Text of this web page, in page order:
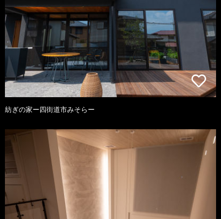
紡ぎの家ー四街道市みそらー